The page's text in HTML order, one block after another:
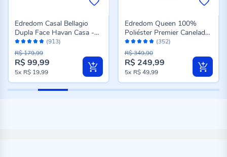
Avaliação:
96%
(913)
Edredom Casal Bellagio
Dupla Face Havan Casa -
Caio Geo Azul
Preço
especial
R$ 99,99
R$ 179,99
5x R$ 19,99
Avaliação:
96%
(352)
Edredom Queen 100%
Poliéster Premier Canelado
Havan Casa - Cru
Preço
especial
R$ 249,99
R$ 349,90
5x R$ 49,99